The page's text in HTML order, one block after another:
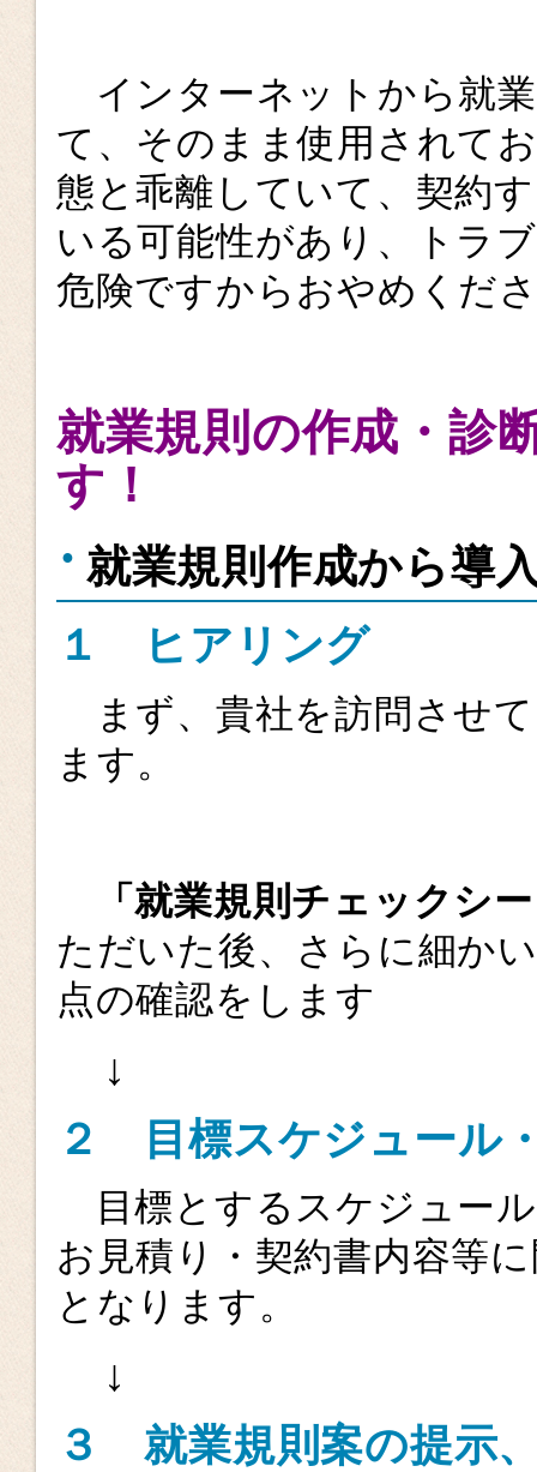
インターネットから就
て、そのまま使用されて
態と乖離していて、契約
いる可能性があり、トラ
危険ですからおやめくだ
就業規則の作成・診
す！
就業規則作成から導
１ ヒアリング
まず、貴社を訪問させ
ます。
「就業規則チェックシ
ただいた後、さらに細か
点の確認をします
↓
２ 目標スケジュール
目標とするスケジュー
お見積り・契約書内容等
となります。
↓
３ 就業規則案の提示